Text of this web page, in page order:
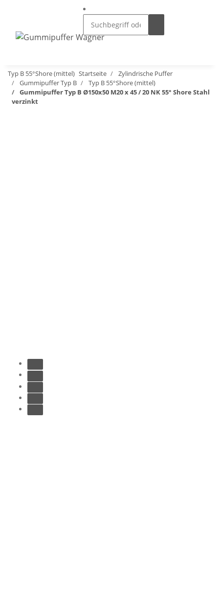
Typ B 55°Shore (mittel) Startseite
Zylindrische Puffer
Gummipuffer Typ B
Typ B 55°Shore (mittel)
Gummipuffer Typ B Ø150x50 M20 x 45 / 20 NK 55° Shore Stahl
verzinkt